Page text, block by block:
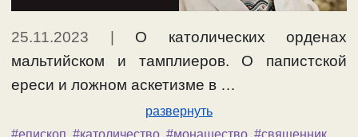
25.11.2023
О католических орденах
мальтийском и тамплиеров. О папистской
ереси и ложном аскетизме в …
развернуть